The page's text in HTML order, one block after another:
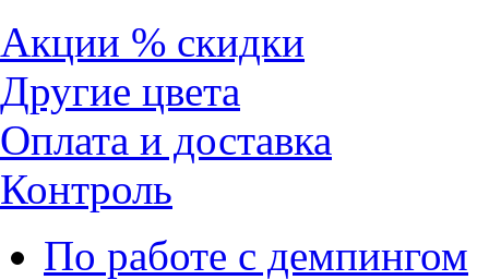
Акции % скидки
Другие цвета
Оплата и доставка
Контроль
По работе с демпингом